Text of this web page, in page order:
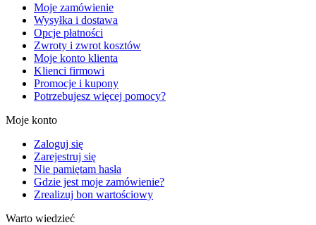
Moje zamówienie
Wysyłka i dostawa
Opcje płatności
Zwroty i zwrot kosztów
Moje konto klienta
Klienci firmowi
Promocje i kupony
Potrzebujesz więcej pomocy?
Moje konto
Zaloguj się
Zarejestruj się
Nie pamiętam hasła
Gdzie jest moje zamówienie?
Zrealizuj bon wartościowy
Warto wiedzieć